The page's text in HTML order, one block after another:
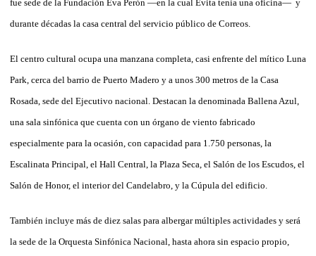
fue sede de la Fundación Eva Perón —en la cual Evita tenía una oficina— y
durante décadas la casa central del servicio público de Correos.
El centro cultural ocupa una manzana completa, casi enfrente del mítico Luna
Park, cerca del barrio de Puerto Madero y a unos 300 metros de la Casa
Rosada, sede del Ejecutivo nacional. Destacan la denominada Ballena Azul,
una sala sinfónica que cuenta con un órgano de viento fabricado
especialmente para la ocasión, con capacidad para 1.750 personas, la
Escalinata Principal, el Hall Central, la Plaza Seca, el Salón de los Escudos, el
Salón de Honor, el interior del Candelabro, y la Cúpula del edificio.
También incluye más de diez salas para albergar múltiples actividades y será
la sede de la Orquesta Sinfónica Nacional, hasta ahora sin espacio propio,